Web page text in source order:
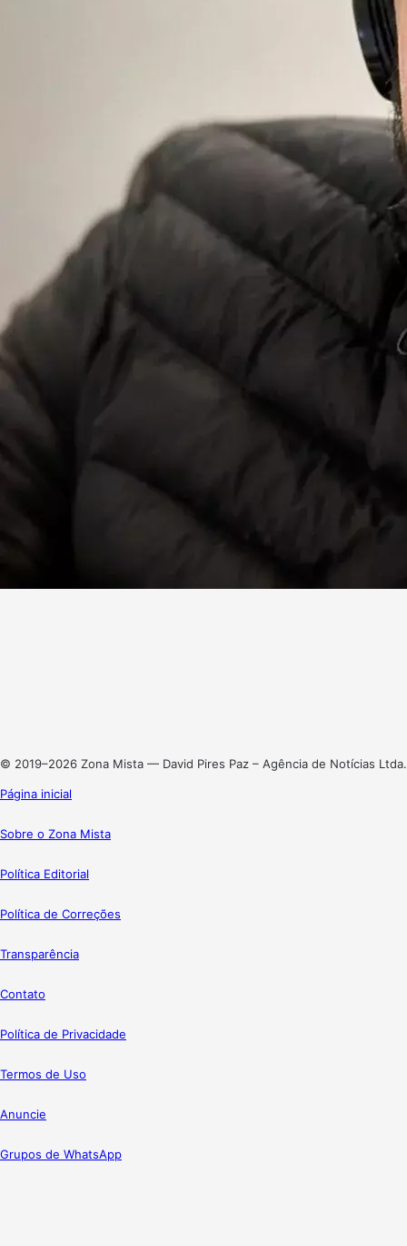
© 2019–2026 Zona Mista — David Pires Paz – Agência de Notícias Ltda.
Página inicial
Sobre o Zona Mista
Política Editorial
Política de Correções
Transparência
Contato
Política de Privacidade
Termos de Uso
Anuncie
Grupos de WhatsApp